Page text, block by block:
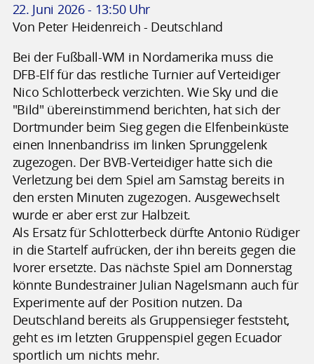
22. Juni 2026 - 13:50 Uhr
Von Peter Heidenreich - Deutschland
Bei der Fußball-WM in Nordamerika muss die
DFB-Elf für das restliche Turnier auf Verteidiger
Nico Schlotterbeck verzichten. Wie Sky und die
"Bild" übereinstimmend berichten, hat sich der
Dortmunder beim Sieg gegen die Elfenbeinküste
einen Innenbandriss im linken Sprunggelenk
zugezogen. Der BVB-Verteidiger hatte sich die
Verletzung bei dem Spiel am Samstag bereits in
den ersten Minuten zugezogen. Ausgewechselt
wurde er aber erst zur Halbzeit.
Als Ersatz für Schlotterbeck dürfte Antonio Rüdiger
in die Startelf aufrücken, der ihn bereits gegen die
Ivorer ersetzte. Das nächste Spiel am Donnerstag
könnte Bundestrainer Julian Nagelsmann auch für
Experimente auf der Position nutzen. Da
Deutschland bereits als Gruppensieger feststeht,
geht es im letzten Gruppenspiel gegen Ecuador
sportlich um nichts mehr.